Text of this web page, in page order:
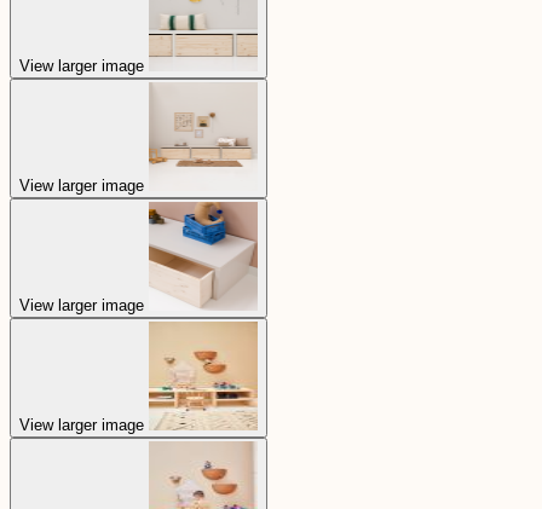
View larger image
View larger image
View larger image
View larger image